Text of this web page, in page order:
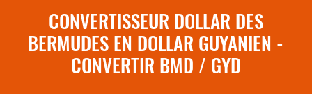
CONVERTISSEUR DOLLAR DES
BERMUDES EN DOLLAR GUYANIEN -
CONVERTIR BMD / GYD